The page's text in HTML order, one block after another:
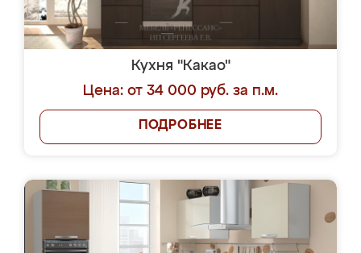
Кухня "Какао"
Цена: от 34 000 руб. за п.м.
ПОДРОБНЕЕ